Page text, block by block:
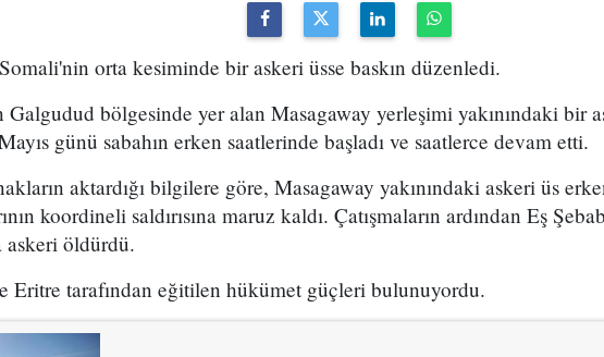
orta kesiminde bir askeri üsse baskın düzenledi.
bölgesinde yer alan Masagaway yerleşimi yakınındaki bir
günü sabahın erken saatlerinde başladı ve saatlerce devam etti.
aktardığı bilgilere göre, Masagaway yakınındaki askeri üs
koordineli saldırısına maruz kaldı. Çatışmaların ardından Eş
askeri öldürdü.
Eritre tarafından eğitilen hükümet güçleri bulunuyordu.